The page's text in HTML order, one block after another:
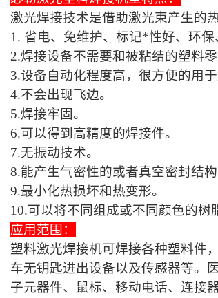
激光焊接技术是借助激光束产生的
1. 省电、免维护、标记*性好、环保
2.焊接设备不需要和被粘结的塑料零
3.设备自动化程度高，很方便的用
4.不会出现飞边。
5.焊接牢固。
6.可以得到高精度的焊接件。
7.无振动技术。
8.能产生气密性的或者真空密封结构
9.最小化热损坏和热变形。
10.可以将不同组成或不同颜色的树
应用范围：
塑料激光焊接机可焊接各种塑料件
车无钥匙进出设备以及传感器等。
子元器件、鼠标、移动电话、连接